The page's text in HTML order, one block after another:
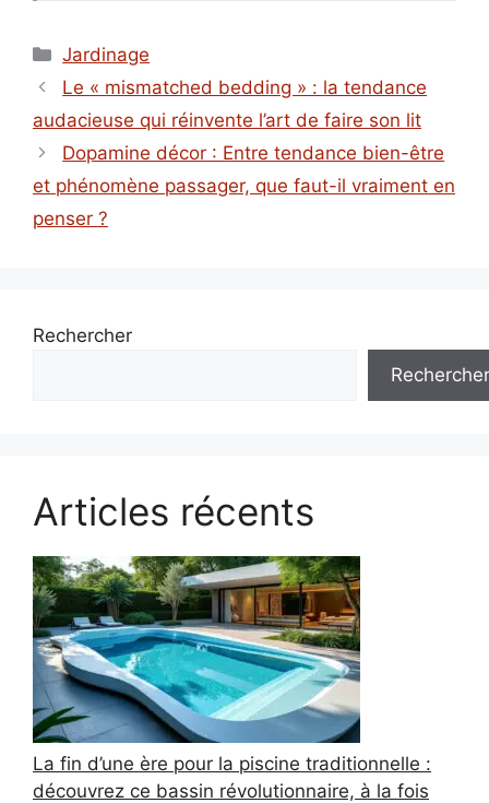
Catégories
Jardinage
Le « mismatched bedding » : la tendance
audacieuse qui réinvente l’art de faire son lit
Dopamine décor : Entre tendance bien-être
et phénomène passager, que faut-il vraiment en
penser ?
Rechercher
Rechercher
Articles récents
La fin d’une ère pour la piscine traditionnelle :
découvrez ce bassin révolutionnaire, à la fois